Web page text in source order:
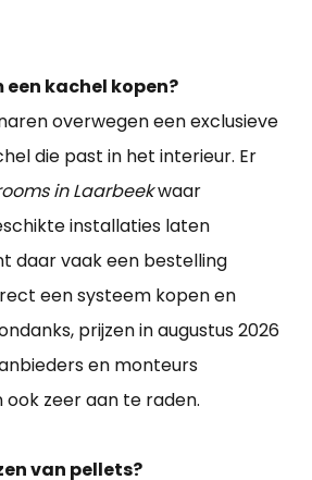
een kachel kopen?
overwegen een exclusieve
die past in het interieur. Er
in Laarbeekwaar
installaties laten
daar vaak een bestelling
een systeem kopen en
prijzen in augustus 2026
en monteurs
ook zeer aan te raden.
van pellets?